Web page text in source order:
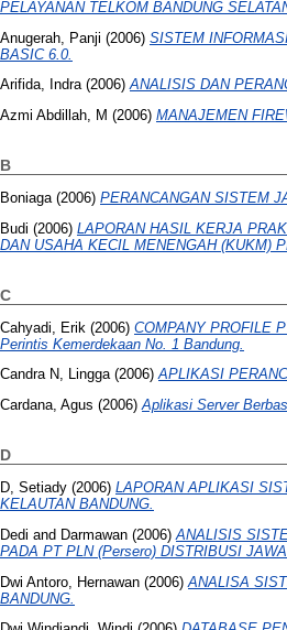
PELAYANAN TELKOM BANDUNG
Anugerah, Panji (2006) SISTEM
BASIC 6.0.
Arifida, Indra(2006)ANALISIS DAN
Azmi Abdillah, M (2006) MANAJEMEN
B
Boniaga (2006) PERANCANGAN SISTEM
Budi (2006) LAPORAN HASIL KERJA
DAN USAHA KECIL MENENGAH (KUKM)
C
Cahyadi, Erik (2006) COMPANY PROFILE
Perintis Kemerdekaan No. 1 Bandung.
Candra N, Lingga(2006)APLIKASI
Cardana, Agus (2006)Aplikasi Server
D
D, Setiady (2006) LAPORAN APLIKASI
KELAUTAN BANDUNG.
Dedi and Darmawan (2006) ANALISIS
PADA PT PLN (Persero) DISTRIBUSI
Dwi Antoro, Hernawan (2006) ANALISA
BANDUNG.